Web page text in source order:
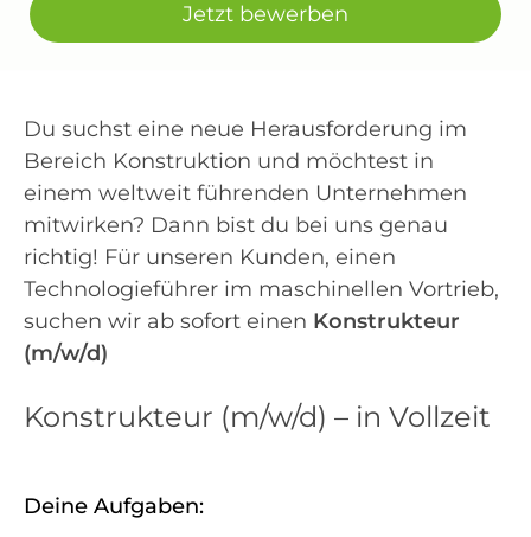
Jetzt bewerben
Du suchst eine neue Herausforderung im
Bereich Konstruktion und möchtest in
einem weltweit führenden Unternehmen
mitwirken? Dann bist du bei uns genau
richtig! Für unseren Kunden, einen
Technologieführer im maschinellen Vortrieb,
suchen wir ab sofort einen Konstrukteur
(m/w/d)
Konstrukteur (m/w/d) – in Vollzeit
Deine Aufgaben: